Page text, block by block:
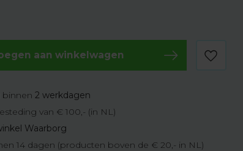
aan winkelwagen
binnen2 werkdagen
van € 100,- (in NL)
Waarborg
14 dagen (producten boven de € 20,- in NL)